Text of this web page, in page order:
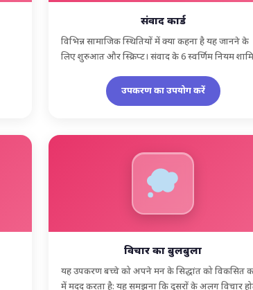
संवाद कार्ड
विभिन्न सामाजिक स्थितियों में क्या कहना है यह जानने के
लिए शुरुआत और स्क्रिप्ट। संवाद के 6 स्वर्णिम नियम
उपकरण का उपयोग करें
विचार का बुलबुला
यह उपकरण बच्चे को अपने मन के सिद्धांत को विकसित
में मदद करता है: यह समझना कि दूसरों के अलग विचार